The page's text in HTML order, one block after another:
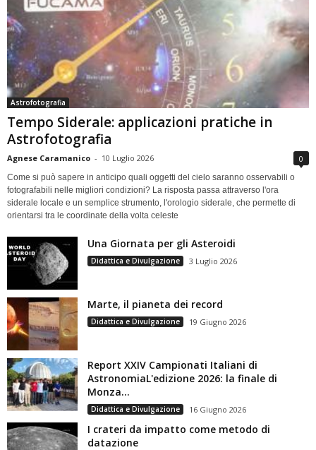
Astrofotografia
Tempo Siderale: applicazioni pratiche in
Astrofotografia
Agnese Caramanico - 10 Luglio 2026 0
Come si può sapere in anticipo quali oggetti del cielo saranno osservabili o
fotografabili nelle migliori condizioni? La risposta passa attraverso l'ora
siderale locale e un semplice strumento, l'orologio siderale, che permette di
orientarsi tra le coordinate della volta celeste
Una Giornata per gli Asteroidi
Didattica e Divulgazione 3 Luglio 2026
Marte, il pianeta dei record
Didattica e Divulgazione 19 Giugno 2026
Report XXIV Campionati Italiani di
AstronomiaL'edizione 2026: la finale di
Monza...
Didattica e Divulgazione 16 Giugno 2026
I crateri da impatto come metodo di
datazione